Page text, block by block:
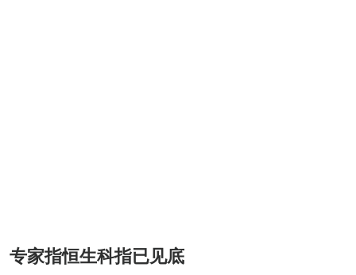
专家指恒生科指已见底